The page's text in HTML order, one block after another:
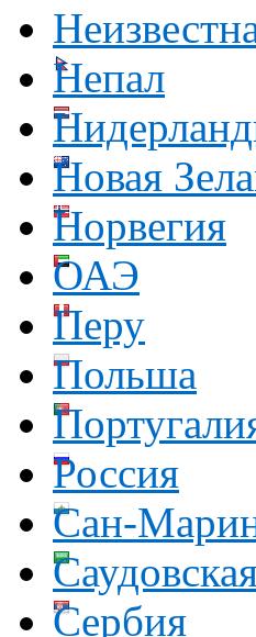
Непал
Новая
Норвегия
ОАЭ
Перу
Польша
Россия
Сан-
Сербия